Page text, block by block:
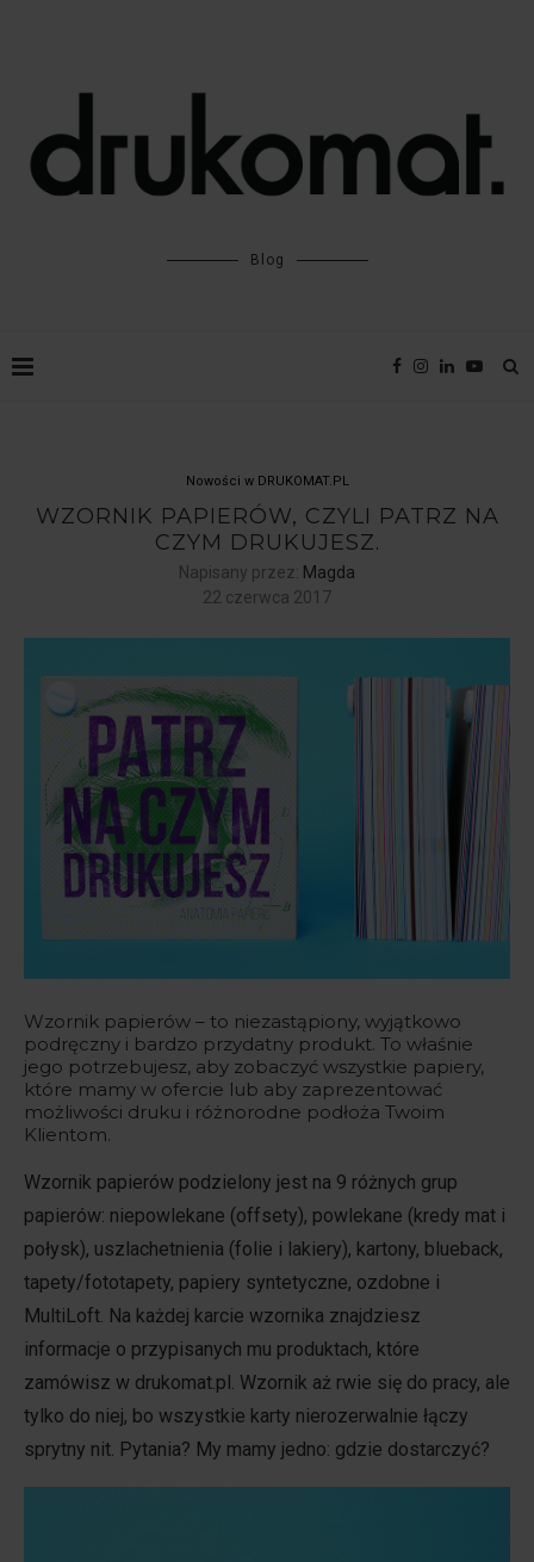
Blog
Nowości w DRUKOMAT.PL
WZORNIK PAPIERÓW, CZYLI PATRZ NA
CZYM DRUKUJESZ.
Napisany przez: Magda
22 czerwca 2017
Wzornik papierów – to niezastąpiony, wyjątkowo
podręczny i bardzo przydatny produkt. To właśnie
jego potrzebujesz, aby zobaczyć wszystkie papiery,
które mamy w ofercie lub aby zaprezentować
możliwości druku i różnorodne podłoża Twoim
Klientom.
Wzornik papierów podzielony jest na 9 różnych grup
papierów: niepowlekane (offsety), powlekane (kredy mat i
połysk), uszlachetnienia (folie i lakiery), kartony, blueback,
tapety/fototapety, papiery syntetyczne, ozdobne i
MultiLoft. Na każdej karcie wzornika znajdziesz
informacje o przypisanych mu produktach, które
zamówisz w drukomat.pl. Wzornik aż rwie się do pracy, ale
tylko do niej, bo wszystkie karty nierozerwalnie łączy
sprytny nit. Pytania? My mamy jedno: gdzie dostarczyć?